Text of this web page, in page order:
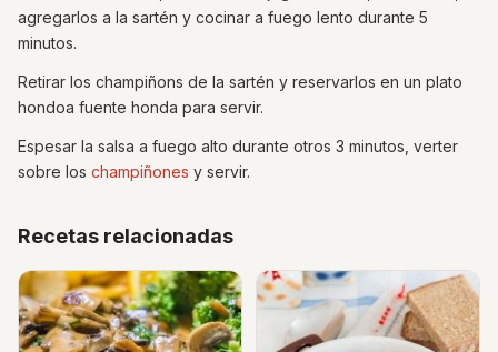
agregarlos a la sartén y cocinar a fuego lento durante 5
minutos.
Retirar los champiñons de la sartén y reservarlos en un plato
hondoa fuente honda para servir.
Espesar la salsa a fuego alto durante otros 3 minutos, verter
sobre los champiñones y servir.
Recetas relacionadas